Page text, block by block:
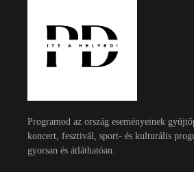
Programod az ország eseményeinek
koncert, fesztivál, sport- és kulturális
gyorsan és átláthatóan.